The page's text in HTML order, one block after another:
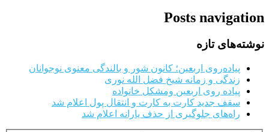
Posts navigation
نوشته‌های تازه
پیاده‌روی اربعین؛ کانون شور و بالندگی معنوی نوجوانان
زندگی و زمانه شیخ فضل الله نوری
پیاده روی اربعین ومشکل خانواده
سقف جدید کارت به کارت و انتقال پول اعلام شد
راه‌های جلوگیری از حذف یارانه اعلام شد